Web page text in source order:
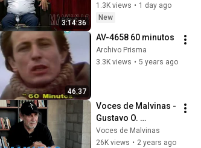
3:14:36
1.3K views • 1 day ago
New
46:37
AV-4658 60 minutos
Archivo Prisma
3.3K views • 5 years ago
Voces de Malvinas -
Gustavo O.
Pedemonte
Voces de Malvinas
26K views • 2 years ago